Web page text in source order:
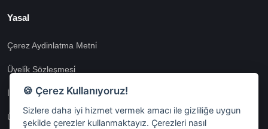
Yasal
Çerez Aydinlatma Metni̇
Üyeli̇k Sözleşmesi̇
İnternet Si̇tesi̇ Aydinlatma Metni̇
Üyeli̇k Aydinlatma Metni̇
🍪 Çerez Kullanıyoruz!
Sizlere daha iyi hizmet vermek amacı ile gizliliğe uygun
şekilde çerezler kullanmaktayız. Çerezleri nasıl